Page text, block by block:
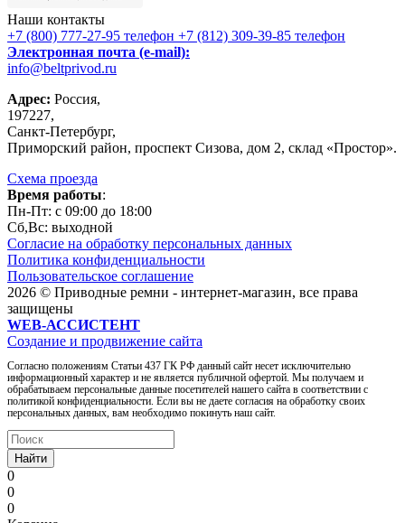
Наши контакты
+7 (800) 777-27-95 телефон +7 (812) 309-39-85 телефон
Электронная почта (e-mail):
info@beltprivod.ru
Адрес: Россия,
197227,
Санкт-Петербург,
Приморский район, проспект Сизова, дом 2, склад «Простор».
Схема проезда
Время работы:
Пн-Пт: c 09:00 до 18:00
Сб,Вc: выходной
Согласие на обработку персональных данных
Политика конфиденциальности
Пользовательское соглашение
2026 © Приводные ремни - интернет-магазин, все права
защищены
WEB-АССИСТЕНТ
Создание и продвижение сайта
Согласно положениям Статьи 437 ГК РФ данный сайт несет исключительно
информационный характер и не является публичной офертой. Мы получаем и
обрабатываем персональные данные посетителей нашего сайта в соответствии с
политикой конфиденциальности. Если вы не даете согласия на обработку своих
персональных данных, вам необходимо покинуть наш сайт.
Найти
0
0
0